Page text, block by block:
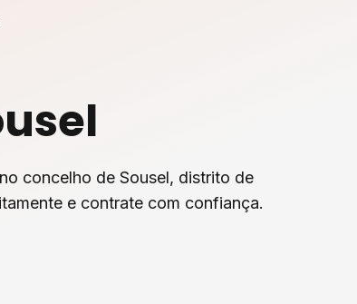
no concelho de Sousel, distrito de
e contrate com confiança.